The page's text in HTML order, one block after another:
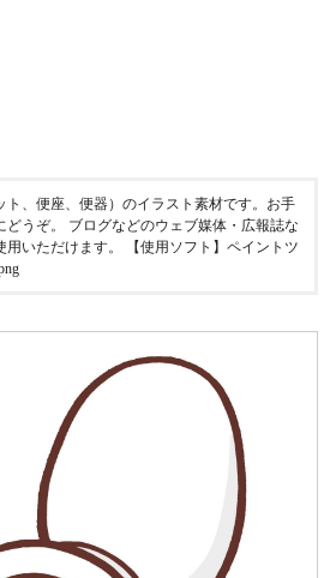
ト、便座、便器）のイラスト素材です。お手
うぞ。 ブログなどのウェブ媒体・広報誌な
用いただけます。 【使用ソフト】ペイントツ